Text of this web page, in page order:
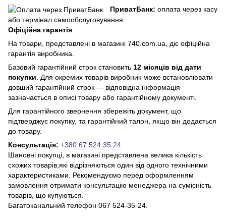
ПриватБанк: оплата через касу
або термінал самообслуговування.
Офіційна гарантія
На товари, представлені в магазині 740.com.ua, діє офіційна
гарантія виробника.
Базовий гарантійний строк становить 12 місяців від дати
покупки . Для окремих товарів виробник може встановлювати
довший гарантійний строк — відповідна інформація
зазначається в описі товару або гарантійному документі.
Для гарантійного звернення збережіть документ, що
підтверджує покупку, та гарантійний талон, якщо він додається
до товару.
Консультація: +380 67 524 35 24
Шановні покупці, в магазині представлена ​​велика кількість
схожих товарів,які відрізняються один від одного технічними
характеристиками. Рекомендуємо перед оформленням
замовлення отримати консультацію менеджера на сумісність
товарів, що купуються.
Багатоканальний телефон 067 524-35-24.